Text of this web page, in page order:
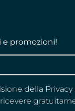
promozioni!
della